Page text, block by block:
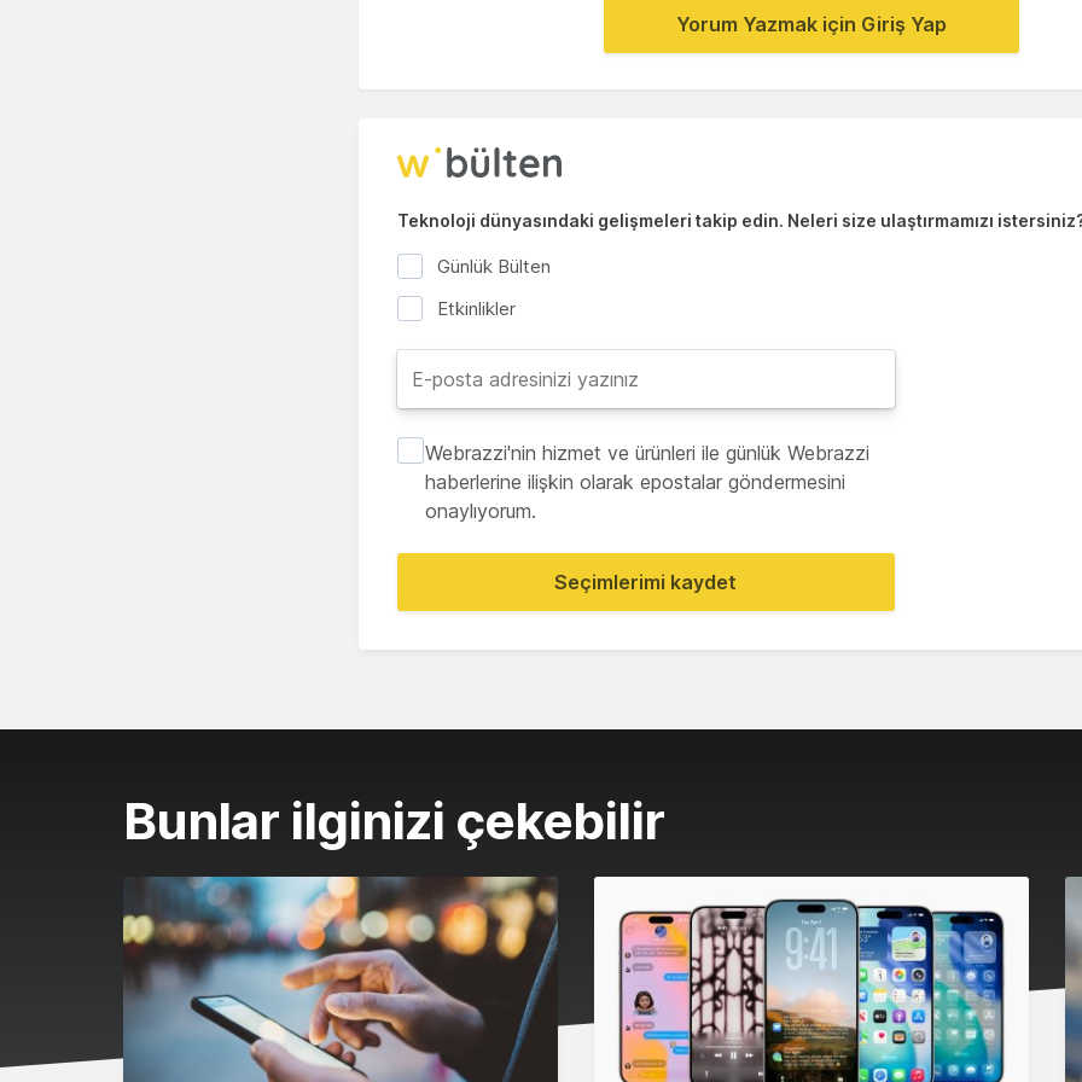
Yorum Yazmak için Giriş Yap
Teknoloji dünyasındaki gelişmeleri takip edin. Neleri size ulaştırmamızı
Günlük Bülten
Etkinlikler
Webrazzi'nin hizmet ve ürünleri ile günlük Webrazzi
haberlerine ilişkin olarak epostalar göndermesini
onaylıyorum.
Seçimlerimi kaydet
Bunlar ilginizi çekebilir